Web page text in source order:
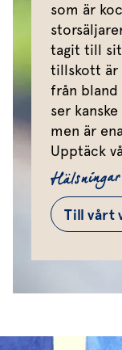
som är
tagit till
tillskott är
från bland
ser
men är
Upptäck
Till vårt